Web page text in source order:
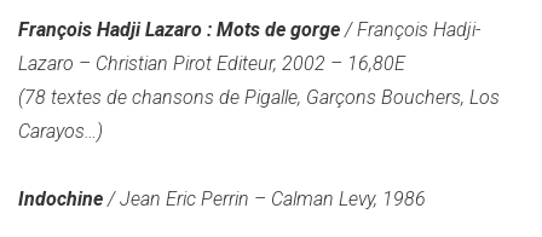
François Hadji Lazaro : Mots de gorge / François Hadji-
Lazaro – Christian Pirot Editeur, 2002 – 16,80E
(78 textes de chansons de Pigalle, Garçons Bouchers, Los
Carayos…)
Indochine / Jean Eric Perrin – Calman Levy, 1986